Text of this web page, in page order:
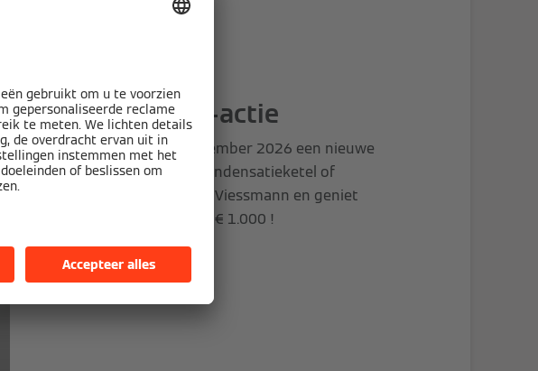
Cashback-actie
Koop tot 31 december 2026 een nieuwe
warmtepomp, condensatieketel of
thuisbatterij van Viessmann en geniet
een voordeel tot € 1.000 !
Profiteer nu!